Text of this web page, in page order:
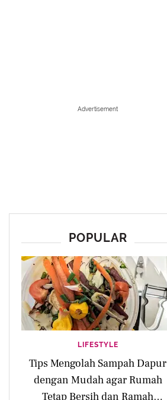
Advertisement
POPULAR
LIFESTYLE
Tips Mengolah Sampah Dapur
dengan Mudah agar Rumah
Tetap Bersih dan Ramah